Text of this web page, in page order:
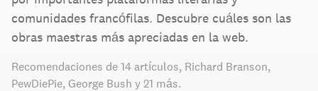
comunidades francófilas. Descubre cuáles son las
obras maestras más apreciadas en la web.
Recomendaciones de 14 artículos, Richard Branson,
PewDiePie, George Bush y 21 más.